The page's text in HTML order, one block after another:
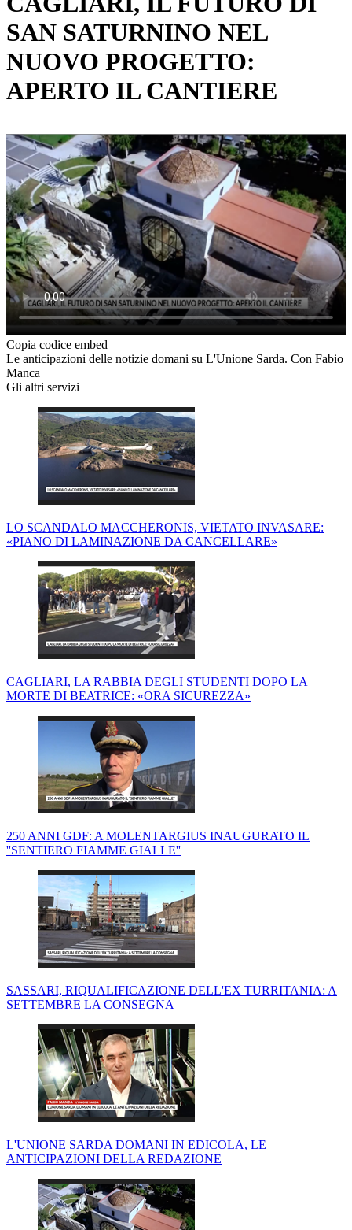
SAN SATURNINO NEL
NUOVO PROGETTO:
APERTO IL CANTIERE
Copia codice embed
Le anticipazioni delle notizie domani su L'Unione Sarda. Con Fabio
Manca
Gli altri servizi
LO SCANDALO MACCHERONIS, VIETATO INVASARE:
«PIANO DI LAMINAZIONE DA CANCELLARE»
CAGLIARI, LA RABBIA DEGLI STUDENTI DOPO LA
MORTE DI BEATRICE: «ORA SICUREZZA»
250 ANNI GDF: A MOLENTARGIUS INAUGURATO IL
''SENTIERO FIAMME GIALLE''
SASSARI, RIQUALIFICAZIONE DELL'EX TURRITANIA: A
SETTEMBRE LA CONSEGNA
L'UNIONE SARDA DOMANI IN EDICOLA, LE
ANTICIPAZIONI DELLA REDAZIONE